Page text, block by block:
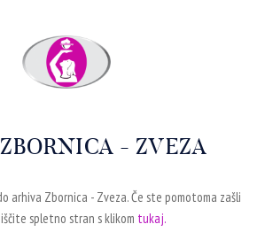
- ZVEZA
arhiva Zbornica - Zveza. Če ste pomotoma zašli
spletno stran s klikom tukaj.